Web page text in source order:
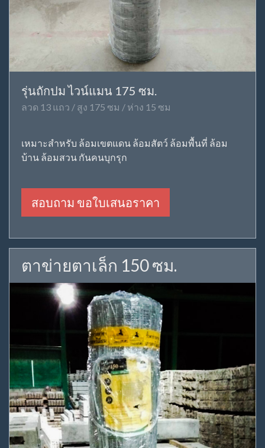
รุ่นถักปม ไวน์แมน 175 ซม.
ลวด 13 แถว / สูง 175 ซม / ห่าง 15 ซม
เหมาะสำหรับ ล้อมเขตแดน ล้อมสัตว์ ล้อมพื้นที่ ล้อม
บ้าน ล้อมสวน กันคนบุกรุก
สอบถาม ขอใบเสนอราคา
ตาข่ายตาเล็ก 150 ซม.